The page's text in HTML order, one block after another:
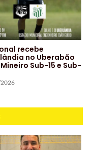
recebe
no Uberabão
Sub-15 e Sub-